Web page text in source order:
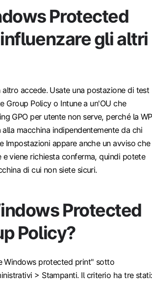
Protected
gli altri
accede. Usate una postazione di test
Group Policy o Intune a un'OU che
GPO per utente non serve, perché la
macchina indipendentemente da chi
Impostazioni appare anche un avviso che
viene richiesta conferma, quindi potete
di cui non siete sicuri.
Protected
Policy?
Windows protected print" sotto
> Stampanti. Il criterio ha tre stati: